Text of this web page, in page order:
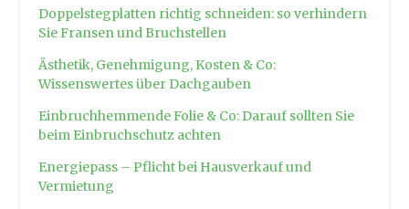
Doppelstegplatten richtig schneiden: so verhindern
Sie Fransen und Bruchstellen
Ästhetik, Genehmigung, Kosten & Co:
Wissenswertes über Dachgauben
Einbruchhemmende Folie & Co: Darauf sollten Sie
beim Einbruchschutz achten
Energiepass – Pflicht bei Hausverkauf und
Vermietung